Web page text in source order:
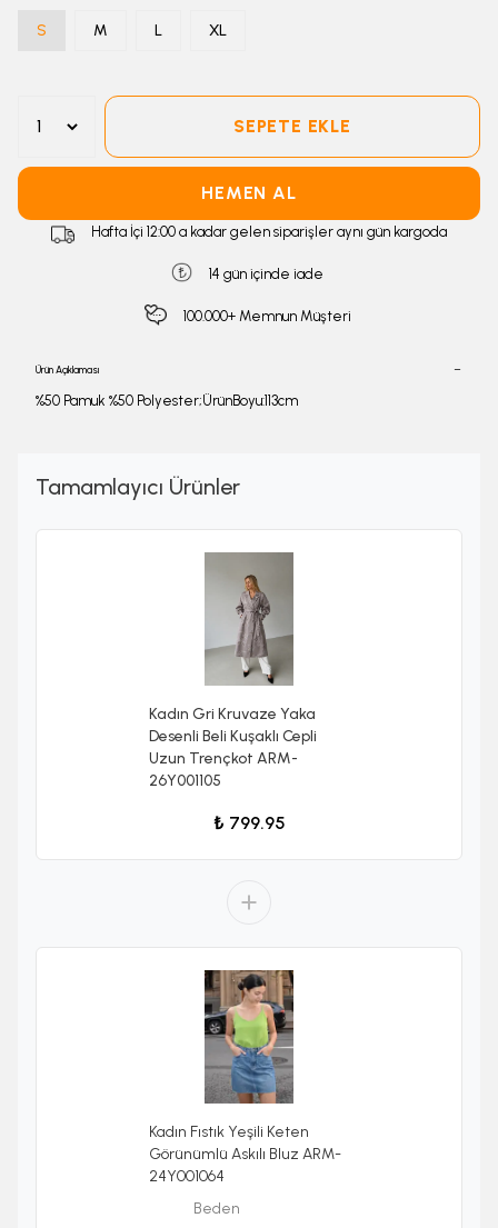
S M L XL
SEPETE EKLE
HEMEN AL
Hafta İçi 12:00 a kadar gelen siparişler aynı gün kargoda
14 gün içinde iade
100.000+ Memnun Müşteri
Ürün Açıklaması
%50 Pamuk %50 Polyester;ÜrünBoyu:113cm
Tamamlayıcı Ürünler
Kadın Gri Kruvaze Yaka
Desenli Beli Kuşaklı Cepli
Uzun Trençkot ARM-
26Y001105
₺ 799.95
Kadın Fıstık Yeşili Keten
Görünümlü Askılı Bluz ARM-
24Y001064
Beden